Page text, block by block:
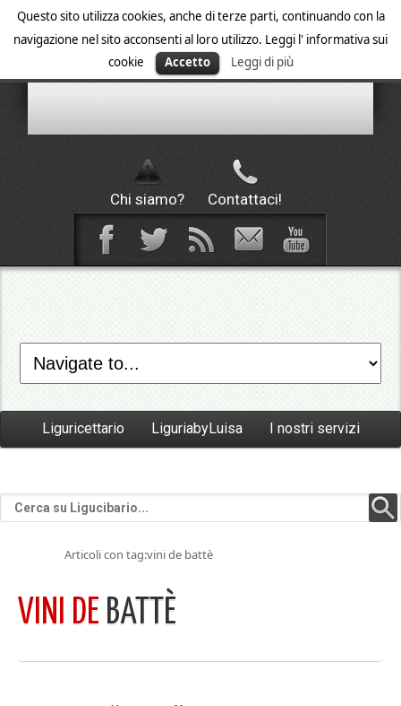
Questo sito utilizza cookies, anche di terze parti, continuando con la
navigazione nel sito acconsenti al loro utilizzo. Leggi l' informativa sui
cookie
Accetto Leggi di più
Chi siamo? Contattaci!
Liguricettario LiguriabyLuisa I nostri servizi
Articoli con tag:vini de battè
VINI DE BATTÈ